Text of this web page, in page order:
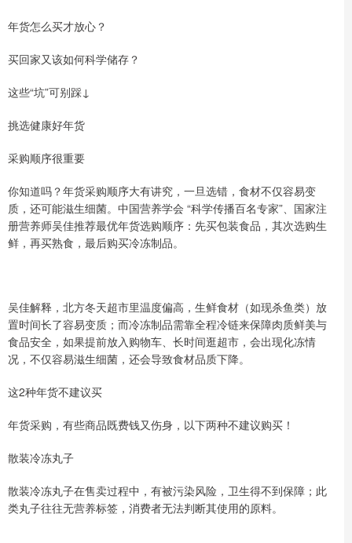
年货怎么买才放心？
买回家又该如何科学储存？
这些“坑”可别踩↓
挑选健康好年货
采购顺序很重要
你知道吗？年货采购顺序大有讲究，一旦选错，食材不仅容易变
质，还可能滋生细菌。中国营养学会 “科学传播百名专家”、国家注
册营养师吴佳推荐最优年货选购顺序：先买包装食品，其次选购生
鲜，再买熟食，最后购买冷冻制品。
吴佳解释，北方冬天超市里温度偏高，生鲜食材（如现杀鱼类）放
置时间长了容易变质；而冷冻制品需靠全程冷链来保障肉质鲜美与
食品安全，如果提前放入购物车、长时间逛超市，会出现化冻情
况，不仅容易滋生细菌，还会导致食材品质下降。
这2种年货不建议买
年货采购，有些商品既费钱又伤身，以下两种不建议购买！
散装冷冻丸子
散装冷冻丸子在售卖过程中，有被污染风险，卫生得不到保障；此
类丸子往往无营养标签，消费者无法判断其使用的原料。